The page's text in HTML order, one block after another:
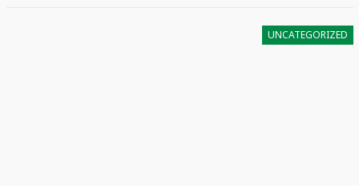
UNCATEGORIZED